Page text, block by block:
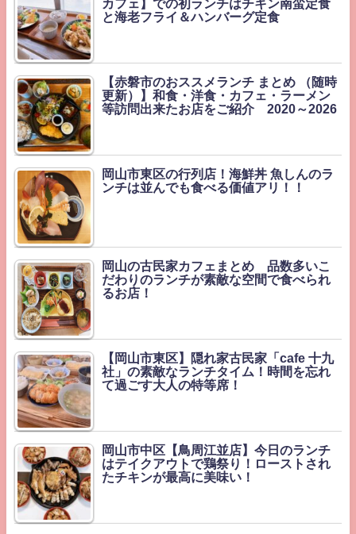
カフェ】での初ランチはチキン南蛮定食
と海老フライ＆ハンバーグ定食
【赤磐市のおススメランチ まとめ （随時
更新）】和食・洋食・カフェ・ラーメン
等訪問出来たお店をご紹介 2020～2026
岡山市東区の行列店！海鮮丼 魚しんのラ
ンチは並んでも食べる価値アリ！！
岡山の古民家カフェまとめ 品数多いこ
だわりのランチが素敵な空間で食べられ
るお店！
【岡山市東区】隠れ家古民家「cafe 十九
社」の素敵なランチタイム！時間を忘れ
て過ごす大人の特等席！
岡山市中区【鳥周江並店】今日のランチ
はテイクアウトで鶏祭り！ローストされ
たチキンが最高に美味い！